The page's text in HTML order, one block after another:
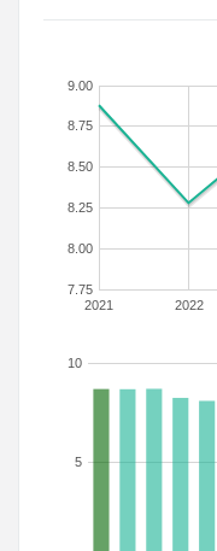
2021 2022
7.75
8.00
8.25
8.50
8.75
9.00
5
10